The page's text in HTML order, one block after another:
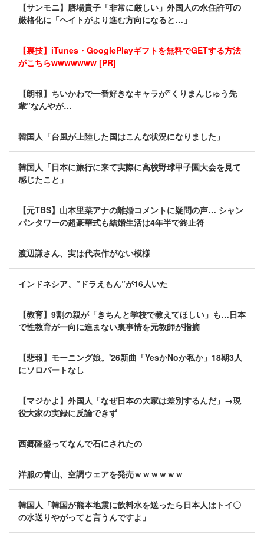
【サンモニ】膳場貴子「非常に厳しい」外国人の永住許可の
厳格化に「ヘイトがより進む方向になると…」
【裏技】iTunes・GooglePlayギフトを無料でGETする方法
がこちらwwwwwww [PR]
【朗報】ちいかわで一番好きなキャラが”くりまんじゅう先
輩”なんやが…
韓国人「台風が上陸した国はこんな状況になりました」
韓国人「日本に旅行に来て実際に高校野球甲子園大会を見て
感じたこと」
【元TBS】山本里菜アナの離婚コメントに疑問の声… シャン
パンタワーの超豪華式も結婚生活は4年半で終止符
渡辺謙さん、実は代表作がない模様
インドネシア、”ドラえもん”が16人いた
【教育】9割の親が「きちんと学校で教えてほしい」も…日本
で性教育が一向に進まない裏事情を元教師が指摘
【悲報】モーニング娘。'26新曲「YesかNoか私か」18期3人
にソロパートなし
【マジかよ】外国人「なぜ日本の大家は差別するんだ」→現
役大家の実録に反論できず
西郷隆盛ってなんで石にされたの
洋服の青山、空調ウェアを発売ｗｗｗｗｗｗ
韓国人「韓国が熊本地震に飲料水を送ったら日本人はトイ〇
の水送りやがってと言うんですよ」